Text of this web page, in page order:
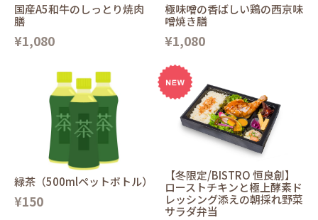
国産A5和牛のしっとり焼肉
膳
¥1,080
極味噌の香ばしい鶏の西京味
噌焼き膳
¥1,080
緑茶（500mlペットボトル）
¥150
【冬限定/BISTRO 恒良創】
ローストチキンと極上酵素ド
レッシング添えの朝採れ野菜
サラダ弁当